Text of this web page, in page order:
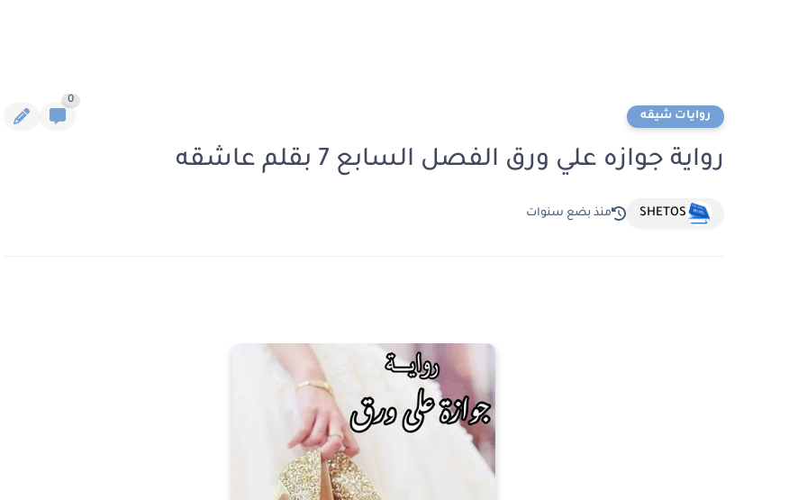
روايات شيقه
0
رواية جوازه علي ورق الفصل السابع 7 بقلم عاشقه
SHETOS منذ بضع سنوات